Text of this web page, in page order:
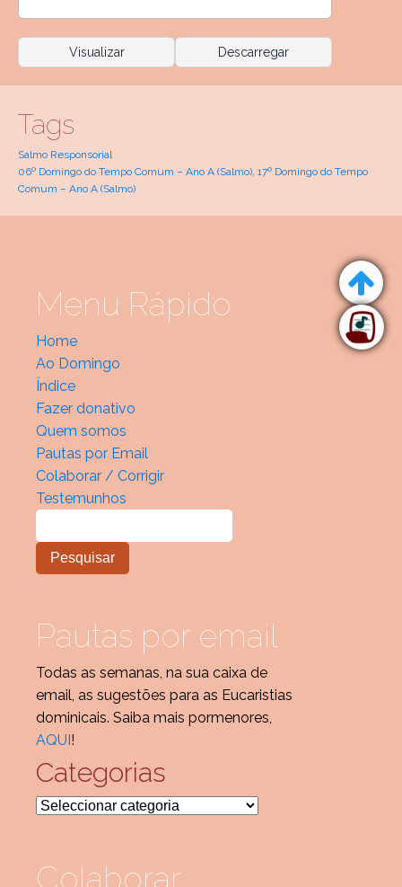
Visualizar Descarregar
Tags
Salmo Responsorial
06º Domingo do Tempo Comum – Ano A (Salmo), 17º Domingo do Tempo
Comum – Ano A (Salmo)
Menu Rápido
Home
Ao Domingo
Índice
Fazer donativo
Quem somos
Pautas por Email
Colaborar / Corrigir
Testemunhos
Pautas por email
Todas as semanas, na sua caixa de
email, as sugestões para as Eucaristias
dominicais. Saiba mais pormenores,
AQUI !
Categorias
Categorias
Colaborar